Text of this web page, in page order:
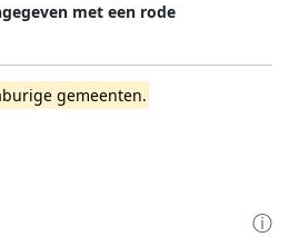
met een rode
gemeenten.
ⓘ